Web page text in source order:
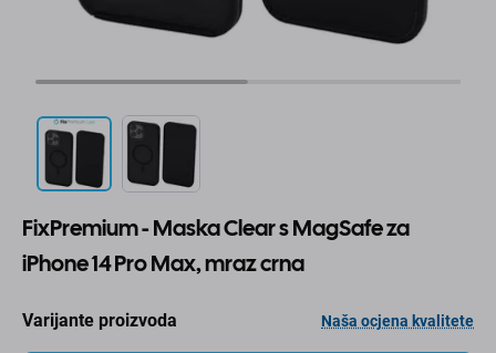
FixPremium - Maska Clear s MagSafe za
iPhone 14 Pro Max, mraz crna
Varijante proizvoda Naša ocjena kvalitete